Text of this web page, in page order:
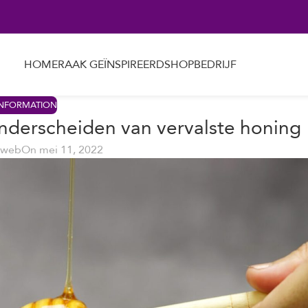
HOMERAAK GEÏNSPIREERDSHOPBEDRIJF
van vervalste honing
On mei 11, 2022